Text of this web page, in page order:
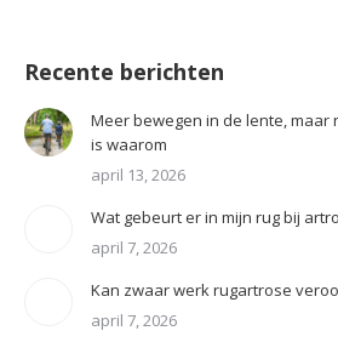
Recente berichten
Meer bewegen in de lente, maar
is waarom
april 13, 2026
Wat gebeurt er in mijn rug bij
april 7, 2026
Kan zwaar werk rugartrose
april 7, 2026